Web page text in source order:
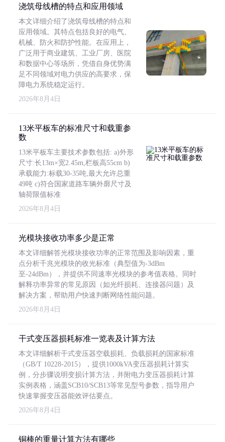
浇筑母线槽的特点和应用领域
本文详细介绍了浇筑母线槽的特点和
应用领域。其特点包括良好的电气、
机械、防火和防护性能。在应用上，
广泛用于商业建筑、工业厂房、医院
和数据中心等场所，凭借自身优势满
足不同领域对电力供应的高要求，保
障电力系统稳定运行。
2026年8月4日
13米平板车的标准尺寸和载重参
数
13米平板车主要技术参数包括: a)外形
尺寸:长13m×宽2.45m,栏板高55cm b)
承载能力:标载30-35吨,最大允许总重
49吨 c)符合国家道路车辆外廓尺寸及
轴荷限值标准
2026年8月4日
光模块接收功率多少是正常
本文详细解答光模块接收功率的正常范围及影响因素，重
点分析千兆光模块的收光标准（典型值为-3dBm
至-24dBm），并提供不同速率光模块的参考值表格。同时
解释功率异常的常见原因（如光纤损耗、连接器问题）及
解决方案，帮助用户快速判断网络性能问题。
2026年8月4日
干式变压器损耗标准一览表及计算方法
本文详细解析干式变压器空载损耗、负载损耗的国家标准
（GB/T 10228-2015），提供1000kVA变压器损耗计算实
例，分步骤说明变损计算方法，并附电力变压器损耗计算
实例表格，涵盖SCB10/SCB13等常见型号参数，指导用户
快速掌握变压器能效评估要点。
2026年8月4日
铜棒的重量计算方法有哪些